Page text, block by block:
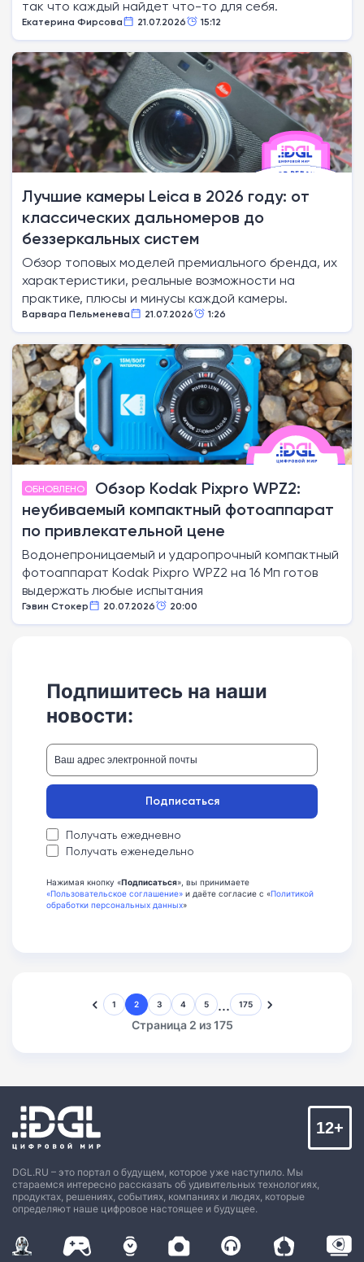
так что каждый найдет что-то для себя.
Екатерина Фирсова 21.07.2026 15:12
Лучшие камеры Leica в 2026 году: от
классических дальномеров до
беззеркальных систем
Обзор топовых моделей премиального бренда, их
характеристики, реальные возможности на
практике, плюсы и минусы каждой камеры.
Варвара Пельменева 21.07.2026 1:26
ОБНОВЛЕНО
Обзор Kodak Pixpro WPZ2:
неубиваемый компактный фотоаппарат
по привлекательной цене
Водонепроницаемый и ударопрочный компактный
фотоаппарат Kodak Pixpro WPZ2 на 16 Мп готов
выдержать любые испытания
Гэвин Стокер 20.07.2026 20:00
Подпишитесь на наши
новости:
Получать ежедневно
Получать еженедельно
Подписаться
Нажимая кнопку «Подписаться», вы принимаете
«Пользовательское соглашение» и даёте согласие с «Политикой
обработки персональных данных»
1 2 3 4 5 ... 175
Страница 2 из 175
DGL.RU – это портал о будущем, которое уже наступило. Мы
стараемся интересно рассказать об удивительных технологиях,
продуктах, решениях, событиях, компаниях и людях, которые
определяют наше цифровое настоящее и будущее.
12+